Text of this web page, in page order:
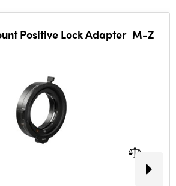
Positive Lock Adapter_M-Z